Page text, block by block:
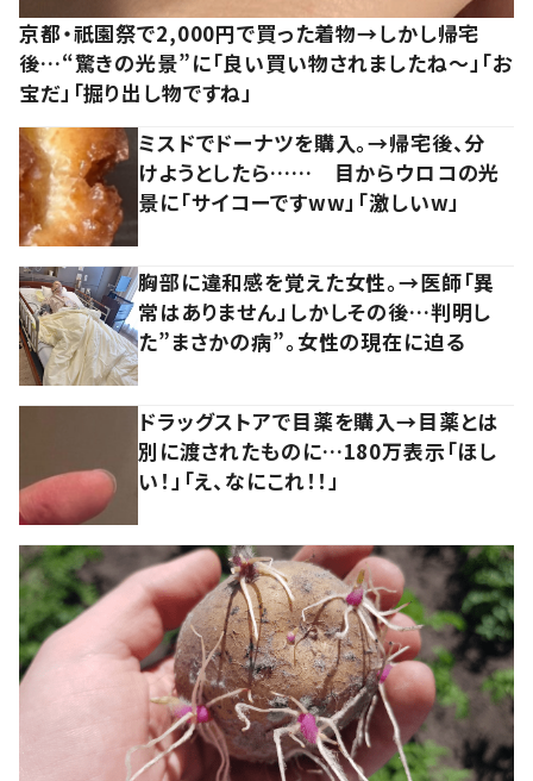
京都・祇園祭で2,000円で買った着物→しかし帰宅
後…“驚きの光景”に「良い買い物されましたね～」「お
宝だ」「掘り出し物ですね」
ミスドでドーナツを購入。→帰宅後、分
けようとしたら…… 目からウロコの光
景に「サイコーですww」「激しいw」
胸部に違和感を覚えた女性。→医師「異
常はありません」しかしその後…判明し
た”まさかの病”。女性の現在に迫る
ドラッグストアで目薬を購入→目薬とは
別に渡されたものに…180万表示「ほし
い！」「え、なにこれ！！」